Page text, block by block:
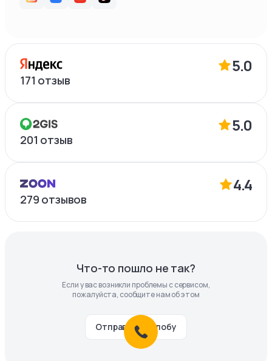
5.0
171 отзыв
5.0
201 отзыв
4.4
279 отзывов
Что-то пошло не так?
Если у вас возникли проблемы с сервисом,
пожалуйста, сообщите нам об этом
Отправить жалобу